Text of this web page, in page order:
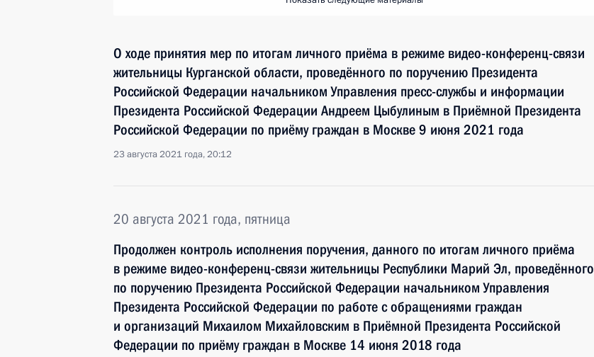
О ходе принятия мер по итогам личного приёма в режиме видео-конференц-связи
жительницы Курганской области, проведённого по поручению Президента
Российской Федерации начальником Управления пресс-службы и информации
Президента Российской Федерации Андреем Цыбулиным в Приёмной Президента
Российской Федерации по приёму граждан в Москве 9 июня 2021 года
23 августа 2021 года, 20:12
20 августа 2021 года, пятница
Продолжен контроль исполнения поручения, данного по итогам личного приёма
в режиме видео-конференц-связи жительницы Республики Марий Эл, проведённого
по поручению Президента Российской Федерации начальником Управления
Президента Российской Федерации по работе с обращениями граждан
и организаций Михаилом Михайловским в Приёмной Президента Российской
Федерации по приёму граждан в Москве 14 июня 2018 года